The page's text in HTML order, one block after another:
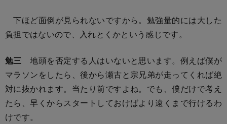
下ほど面倒が見られないですから。勉強量的には大した
負担ではないので、入れとくかという感じです。
勉三 地頭を否定する人はいないと思います。例えば僕が
マラソンをしたら、後から瀬古と宗兄弟が走ってくれば絶
対に抜かれます。当たり前ですよね。でも、僕だけで考え
たら、早くからスタートしておけばより遠くまで行けるわ
けです。